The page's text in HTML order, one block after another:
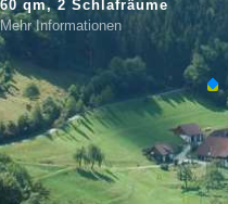
60 qm, 2 Schlafräume
Mehr Informationen